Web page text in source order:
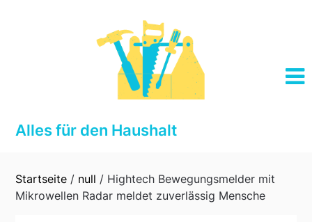
Alles für den Haushalt
Startseite / null / Hightech Bewegungsmelder mit
Mikrowellen Radar meldet zuverlässig Mensche